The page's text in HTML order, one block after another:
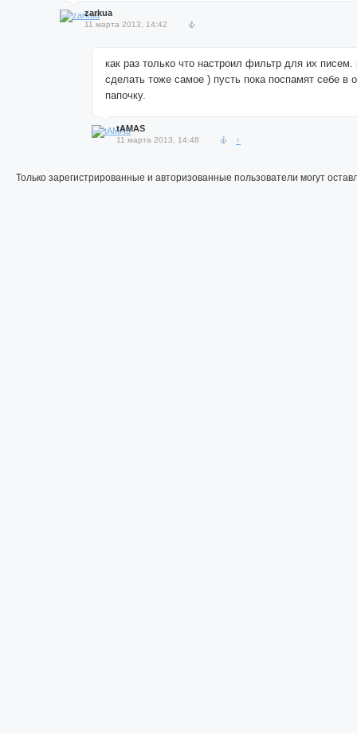
zarkua
11 марта 2013, 14:42
как раз только что настроил фильтр для их
сделать тоже самое ) пусть пока поспамят себе в
папочку.
tAMAS
11 марта 2013, 14:48 ↑
Только зарегистрированные и авторизованные пользователи могут